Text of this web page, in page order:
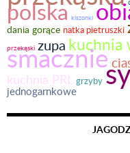
polska kiszonki
dania gorące natka pietruszki
przekąski zupa kuchnia
smacznie
kuchnia PRL grzyby
jednogarnkowe